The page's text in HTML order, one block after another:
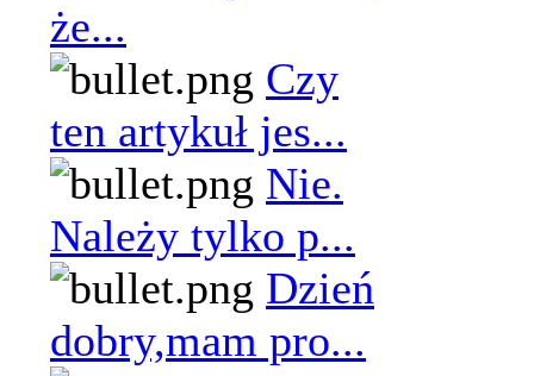
że...
Czy
ten artykuł jes...
Nie.
Należy tylko p...
Dzień
dobry,mam pro...